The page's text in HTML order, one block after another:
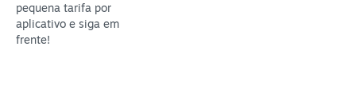
pequena tarifa por
aplicativo e siga em
frente!